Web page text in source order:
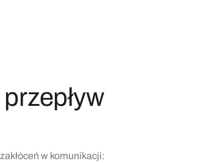
w komunikacji: